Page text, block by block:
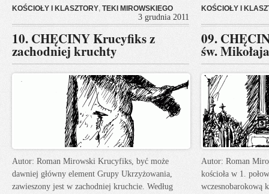
KOŚCIOŁY I KLASZTORY, TEKI MIROWSKIEGO
3 grudnia 2011
10. CHĘCINY Krucyfiks z
zachodniej kruchty
Autor: Roman Mirowski Krucyfiks, być może
dawniej główny element Grupy Ukrzyżowania,
zawieszony jest w zachodniej kruchcie. Według
KOŚCIOŁY I
09.
św. Mikołaja
Autor: Roman
kościoła w 1.
wczesnobarokową